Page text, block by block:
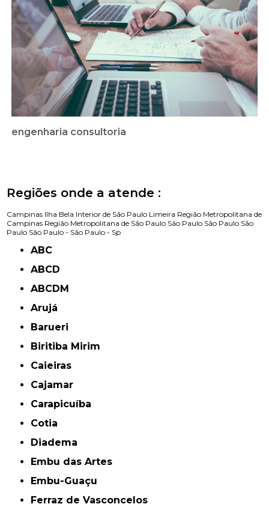
engenharia consultoria
Regiões onde a atende :
Campinas Ilha Bela Interior de São Paulo Limeira Região Metropolitana de
Campinas Região Metropolitana de São Paulo São Paulo São Paulo São
Paulo São Paulo - São Paulo - Sp
ABC
ABCD
ABCDM
Arujá
Barueri
Biritiba Mirim
Caieiras
Cajamar
Carapicuíba
Cotia
Diadema
Embu das Artes
Embu-Guaçu
Ferraz de Vasconcelos